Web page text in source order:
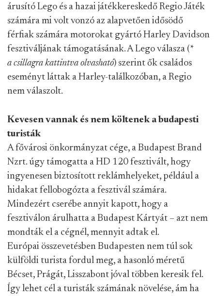
árusító Lego és a hazai játékkereskedő Regio Játék
számára mi volt vonzó az alapvetően idősödő
férfiak számára motorokat gyártó Harley Davidson
fesztiváljának támogatásának. A Lego válasza (*
a csillagra kattintva olvasható) szerint ők családos
eseményt láttak a Harley-találkozóban, a Regio
nem válaszolt.
Kevesen vannak és nem költenek a budapesti
turisták
A fővárosi önkormányzat cége, a Budapest Brand
Nzrt. úgy támogatta a HD 120 fesztivált, hogy
ingyenesen biztosított reklámhelyeket, például a
hidakat fellobogózta a fesztivál számára.
Mindezért cserébe annyit kapott, hogy a
fesztiválon árulhatta a Budapest Kártyát – azt nem
mondták el a cégnél, mennyit adtak el.
Európai összevetésben Budapesten nem túl sok
külföldi turista fordul meg, a hasonló méretű
Bécset, Prágát, Lisszabont jóval többen keresik fel.
Így lehet cél a turisták számának növelése, ám ha